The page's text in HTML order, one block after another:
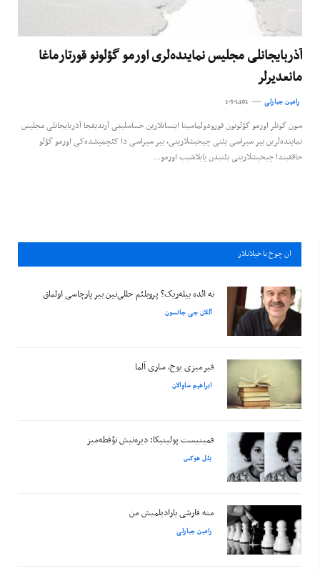
آذربایجانلی مجلیس نماینده‌لری اورمو گؤلونو قورتارماغا
مانعدیرلر
رامین جبارلی 1-5-1401
‎سون گونلر اورمو گؤلونون قورودولماسینا اینسانلارین حساسلیغی آرتدیقجا آذربایجانلی مجلیس
نماینده‌لرین بیر سیراسی یئنی چیخیشلارینی، بیر سیراسی دا کئچمیشده‌کی اورمو گؤلو
حاققیندا چیخیشلارینی یئنیدن پایلاشیب اورمو…
ان چوخ باخيلانلار
نه ائده بیله‌ریک؟ پروبلئم حللی‌نین بیر پارچاسی اولماق
آللان جی جانسون
قیرمیزی یوخ، ساری آلما
ابراهیم ساوالان
فمینیست پولیتیکا: دیره‌نیش نؤقطه‌میز
بئل هوکس
منه قارشی یارادیلمیش من
رامین جبارلی